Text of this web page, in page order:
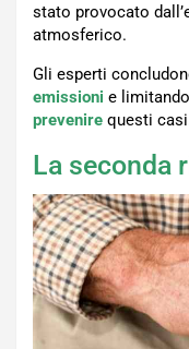
stato provocato
atmosferico.
Gli esperti
emissioni e
prevenire questi
La seconda